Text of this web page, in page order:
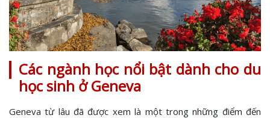
Các ngành học nổi bật dành cho du
học sinh ở Geneva
Geneva từ lâu đã được xem là một trong những điểm đến